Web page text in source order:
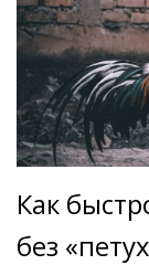
Как
без